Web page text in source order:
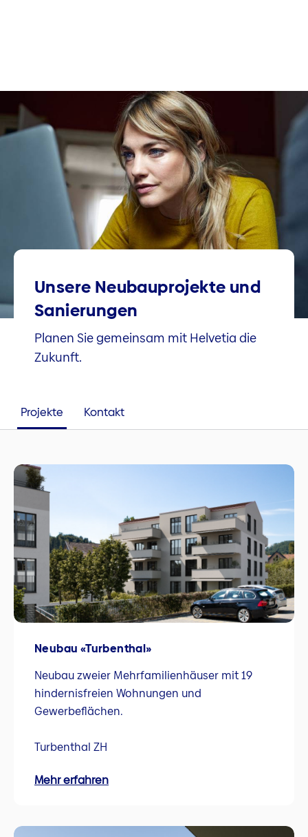
Unsere Neubauprojekte und
Sanierungen
Planen Sie gemeinsam mit Helvetia die
Zukunft.
Projekte Kontakt
Neubau «Turbenthal»
Neubau zweier Mehrfamilienhäuser mit 19
hindernisfreien Wohnungen und
Gewerbeflächen.
Turbenthal ZH
Mehr erfahren